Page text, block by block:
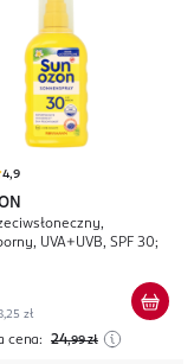
4,9
UVA+UVB, SPF 30;
zł
cena: 24,99 zł